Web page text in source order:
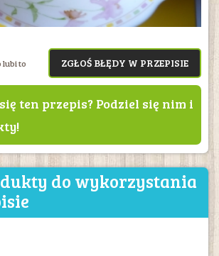
lubi to ZGŁOŚ BŁĘDY W PRZEPISIE
ten przepis? Podziel się nim i
do wykorzystania